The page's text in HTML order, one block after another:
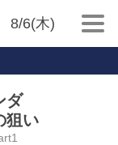
8/6(木)
ダ
狙い